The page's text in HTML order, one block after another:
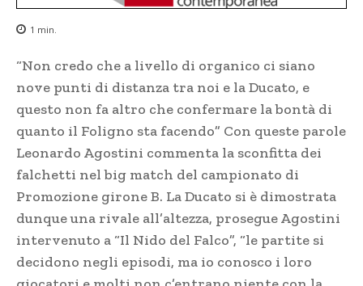
1 min.
“Non credo che a livello di organico ci siano
nove punti di distanza tra noi e la Ducato, e
questo non fa altro che confermare la bontà di
quanto il Foligno sta facendo” Con queste parole
Leonardo Agostini commenta la sconfitta dei
falchetti nel big match del campionato di
Promozione girone B. La Ducato si è dimostrata
dunque una rivale all’altezza, prosegue Agostini
intervenuto a “Il Nido del Falco”, “le partite si
decidono negli episodi, ma io conosco i loro